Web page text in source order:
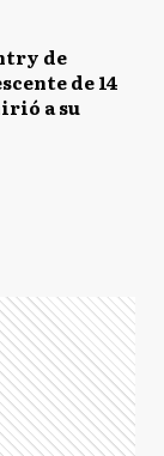
de
de 14
a su